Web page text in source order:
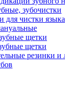
зубочистки
для чистки языка
щетки
щетки
резинки и